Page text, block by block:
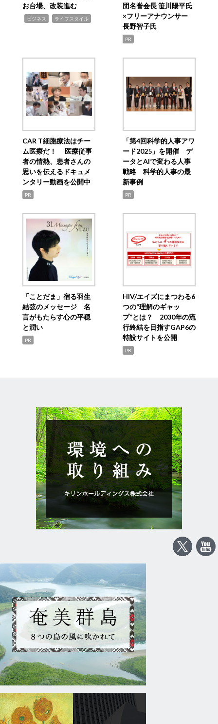
お台場、改装進む
ビジネス ライフスタイル
団名誉会長 笹川陽平氏
×フリーアナウンサー
長野智子氏
PR
CAR T細胞療法はチー
ム医療だ！ 医療従事
者の情熱、患者さんの
思いを伝えるドキュメ
ンタリー動画を公開中
PR
「第4回科学的人事アワ
ード2025」を開催 デ
ータとAIで変わる人事
戦略 科学的人事の最
新事例
PR
「ことだま」宿る羽生
結弦のメッセージ 名
言がもたらす心の平穏
と潤い
PR
HIV/エイズにまつわる6
つの“理解のギャッ
プ”とは？ 2030年の流
行終結を目指すGAP6の
特設サイトを公開
PR